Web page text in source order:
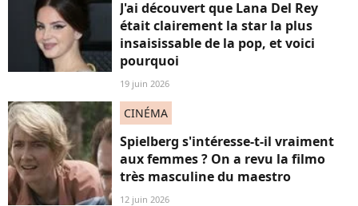
J'ai découvert que Lana Del Rey
était clairement la star la plus
insaisissable de la pop, et voici
pourquoi
19 juin 2026
CINÉMA
Spielberg s'intéresse-t-il vraiment
aux femmes ? On a revu la filmo
très masculine du maestro
12 juin 2026